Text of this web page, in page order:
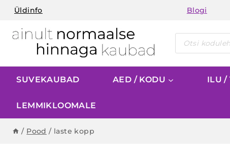
Skip
content
Üldinfo Blogi
Products
search
SUVEKAUBAD AED / KODU ILU /
LEMMIKLOOMALE
/ Pood / laste kopp